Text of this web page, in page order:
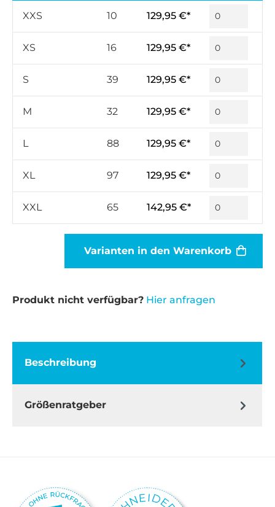
XXS 10 129,95 €*
XS 16 129,95 €*
S 39 129,95 €*
M 32 129,95 €*
L 88 129,95 €*
XL 97 129,95 €*
XXL 65 142,95 €*
Varianten in den Warenkorb
Produkt nicht verfügbar? Hier anfragen
Beschreibung
Größenratgeber